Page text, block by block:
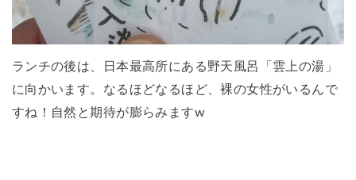
ランチの後は、日本最高所にある野天風呂「雲上の湯」
に向かいます。なるほどなるほど、裸の女性がいるんで
すね！自然と期待が膨らみますw